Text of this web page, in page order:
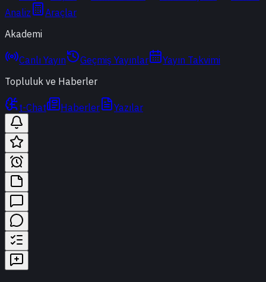
Analiz
Araçlar
Akademi
Canlı Yayın Geçmiş Yayınlar
Yayın Takvimi
Topluluk ve Haberler
t-Chat Haberler Yazılar